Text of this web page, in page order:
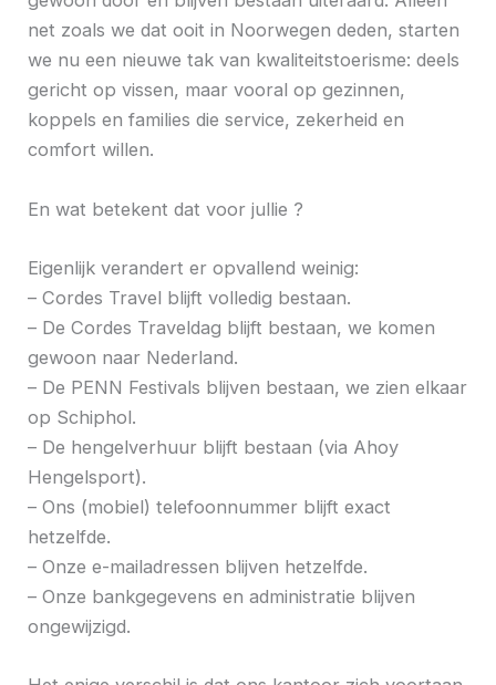
net zoals we dat ooit in Noorwegen deden, starten
we nu een nieuwe tak van kwaliteitstoerisme: deels
gericht op vissen, maar vooral op gezinnen,
koppels en families die service, zekerheid en
comfort willen.
En wat betekent dat voor jullie ?
Eigenlijk verandert er opvallend weinig:
– Cordes Travel blijft volledig bestaan.
– De Cordes Traveldag blijft bestaan, we komen
gewoon naar Nederland.
– De PENN Festivals blijven bestaan, we zien elkaar
op Schiphol.
– De hengelverhuur blijft bestaan (via Ahoy
Hengelsport).
– Ons (mobiel) telefoonnummer blijft exact
hetzelfde.
– Onze e-mailadressen blijven hetzelfde.
– Onze bankgegevens en administratie blijven
ongewijzigd.